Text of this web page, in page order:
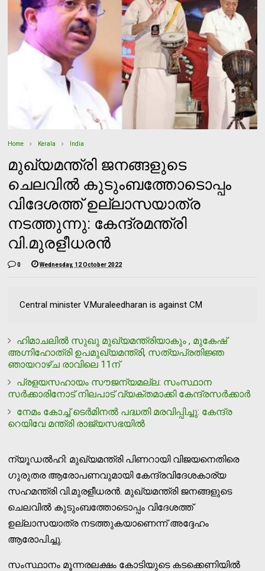
Home Kerala India
മുഖ്യമന്ത്രി ജനങ്ങളുടെ
ചെലവില്‍ കുടുംബത്തോടൊപ്പം
വിദേശത്ത് ഉല്ലാസയാത്ര
നടത്തുന്നു: കേന്ദ്രമന്ത്രി
വി.മുരളീധരന്‍
0 Wednesday, 12 October 2022
Central minister V.Muraleedharan is against CM
ഹിമാചലിൽ സുഖു മുഖ്യമന്ത്രിയാകും , മുകേഷ്
അഗ്നിഹോത്രി ഉപമുഖ്യമന്ത്രി, സത്യപ്രതിജ്ഞ
ഞായറാഴ്ച രാവിലെ 11ന്
പ്രളയസഹായം സൗജന്യമല്ല: സംസ്ഥാന
സര്‍ക്കാരിനോട് നിലപാട് വ്യക്തമാക്കി കേന്ദ്രസര്‍ക്കാര്‍
നേമം കോച്ച് ടെര്‍മിനല്‍ പദ്ധതി മരവിപ്പിച്ചു: കേന്ദ്ര
റെയിവേ മന്ത്രി രാജ്യസഭയില്‍
ന്യൂഡല്‍ഹി: മുഖ്യമന്ത്രി പിണറായി വിജയനെതിരെ
ഗുരുതര ആരോപണവുമായി കേന്ദ്രവിദേശകാര്യ
സഹമന്ത്രി വി.മുരളീധരന്‍. മുഖ്യമന്ത്രി ജനങ്ങളുടെ
ചെലവില്‍ കുടുംബത്തോടൊപ്പം വിദേശത്ത്
ഉല്ലാസയാത്ര നടത്തുകയാണെന്ന് അദ്ദേഹം
ആരോപിച്ചു.
സംസ്ഥാനം മൂന്നരലക്ഷം കോടിയുടെ കടക്കെണിയില്‍